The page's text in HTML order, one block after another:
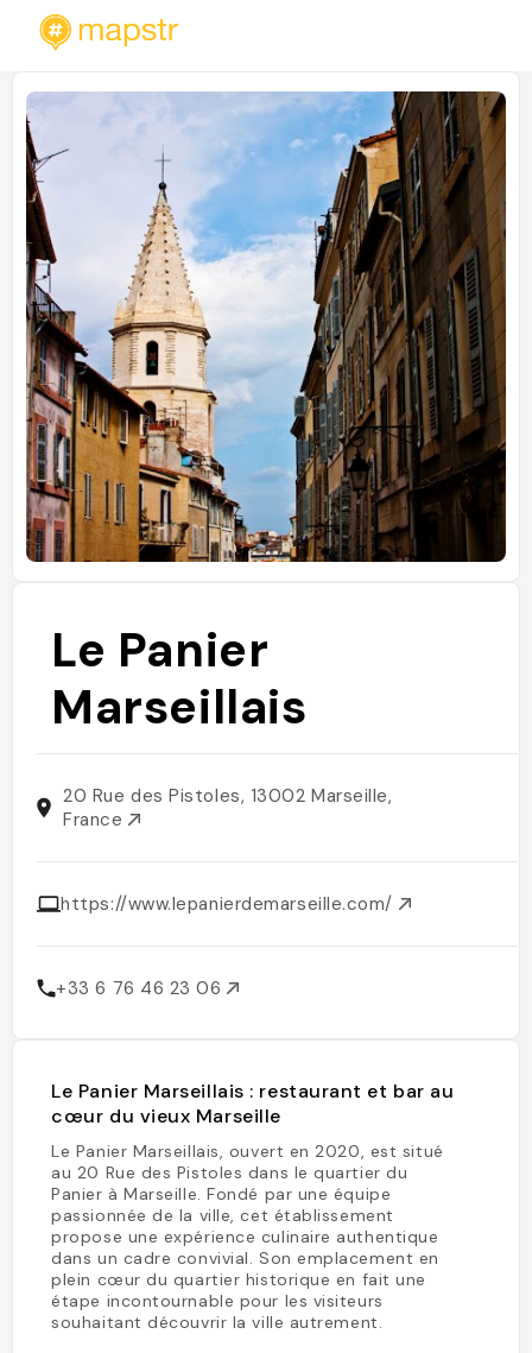
Le Panier
Marseillais
20 Rue des Pistoles, 13002 Marseille,
France
https://www.lepanierdemarseille.com/
+33 6 76 46 23 06
Le Panier Marseillais : restaurant et bar au
cœur du vieux Marseille
Le Panier Marseillais, ouvert en 2020, est situé
au 20 Rue des Pistoles dans le quartier du
Panier à Marseille. Fondé par une équipe
passionnée de la ville, cet établissement
propose une expérience culinaire authentique
dans un cadre convivial. Son emplacement en
plein cœur du quartier historique en fait une
étape incontournable pour les visiteurs
souhaitant découvrir la ville autrement.